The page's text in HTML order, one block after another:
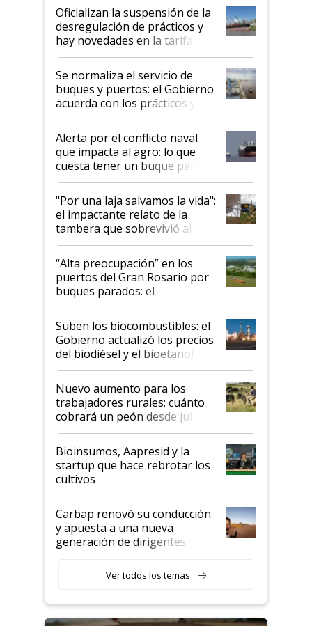
Oficializan la suspensión de la
desregulación de prácticos y
hay novedades en la tarifa de
la hidrovía
Se normaliza el servicio de
buques y puertos: el Gobierno
acuerda con los prácticos y
suspende el decreto de
desregulación
Alerta por el conflicto naval
que impacta al agro: lo que
cuesta tener un buque parado
y el peligro de que Argentina
pase a ser "país sucio"
"Por una laja salvamos la vida":
el impactante relato de la
tambera que sobrevivió al
tornado
“Alta preocupación” en los
puertos del Gran Rosario por
buques parados: el
funcionamiento de las
exportadoras en tensión tras
la medida de fuerza de los
prácticos
Suben los biocombustibles: el
Gobierno actualizó los precios
del biodiésel y el bioetanol
Nuevo aumento para los
trabajadores rurales: cuánto
cobrará un peón desde julio
Bioinsumos, Aapresid y la
startup que hace rebrotar los
cultivos
Carbap renovó su conducción
y apuesta a una nueva
generación de dirigentes
Ver todos los temas